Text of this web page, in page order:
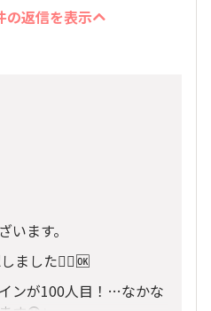
の返信を表示
ます。
ました🙆‍♂️🆗
ンが100人目！…なかな